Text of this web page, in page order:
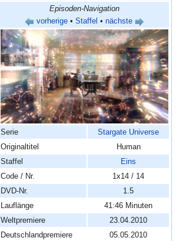
Episoden-Navigation
vorherige • Staffel • nächste
Serie
Stargate Universe
Originaltitel
Human
Staffel
Eins
Code / Nr.
1x14 / 14
DVD-Nr.
1.5
Lauflänge
41:46 Minuten
Weltpremiere
23.04.2010
Deutschlandpremiere
05.05.2010